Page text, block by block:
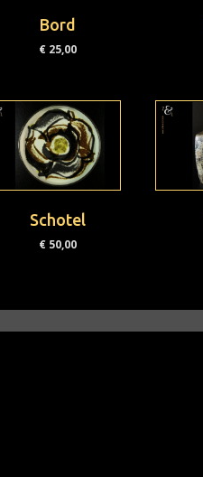
Bord
€ 25,00
Schotel
€ 50,00